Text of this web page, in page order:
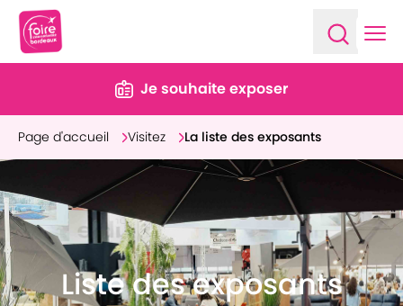
Je souhaite exposer
Page d'accueil Visitez La liste des exposants
Liste des exposants